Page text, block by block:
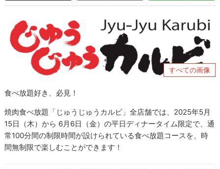
すべての画像
食べ放題好き、必見！
焼肉食べ放題「じゅうじゅうカルビ」全店舗では、2025年5月
15日（木）から 6月6日（金）の平日ディナータイム限定で、通
常100分間の制限時間が設けられている食べ放題コースを、時
間無制限で楽しむことができます！